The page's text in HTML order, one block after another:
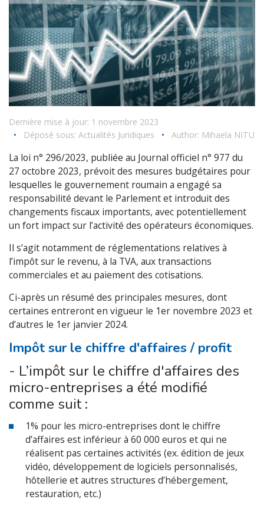
Dernière mise à jour: 1 novembre 2023
•
Déposé sous: Actualités Juridiques • Author: Mihaela NITU
La loi n° 296/2023, publiée au Journal officiel n° 977 du
27 octobre 2023, prévoit des mesures budgétaires pour
lesquelles le gouvernement roumain a engagé sa
responsabilité devant le Parlement et introduit des
changements fiscaux importants, avec potentiellement
un fort impact sur l’activité des opérateurs économiques.
Il s’agit notamment de réglementations relatives à
l’impôt sur le revenu, à la TVA, aux transactions
commerciales et au paiement des cotisations.
Ci-après un résumé des principales mesures, dont
certaines entreront en vigueur le 1er novembre 2023 et
d’autres le 1er janvier 2024.
Impôt sur le chiffre d'affaires / profit
- L’impôt sur le chiffre d'affaires des
micro-entreprises a été modifié
comme suit :
1% pour les micro-entreprises dont le chiffre
d’affaires est inférieur à 60 000 euros et qui ne
réalisent pas certaines activités (ex. édition de jeux
vidéo, développement de logiciels personnalisés,
hôtellerie et autres structures d’hébergement,
restauration, etc.)